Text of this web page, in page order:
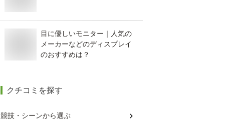
目に優しいモニター｜人気の
メーカーなどのディスプレイ
のおすすめは？
クチコミを探す
競技・シーンから選ぶ